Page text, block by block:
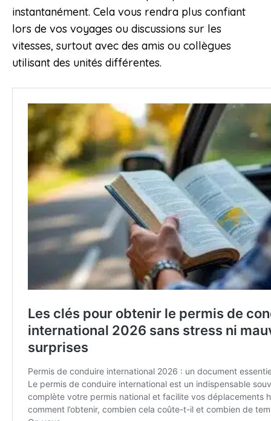
instantanément. Cela vous rendra plus confiant
lors de vos voyages ou discussions sur les
vitesses, surtout avec des amis ou collègues
utilisant des unités différentes.